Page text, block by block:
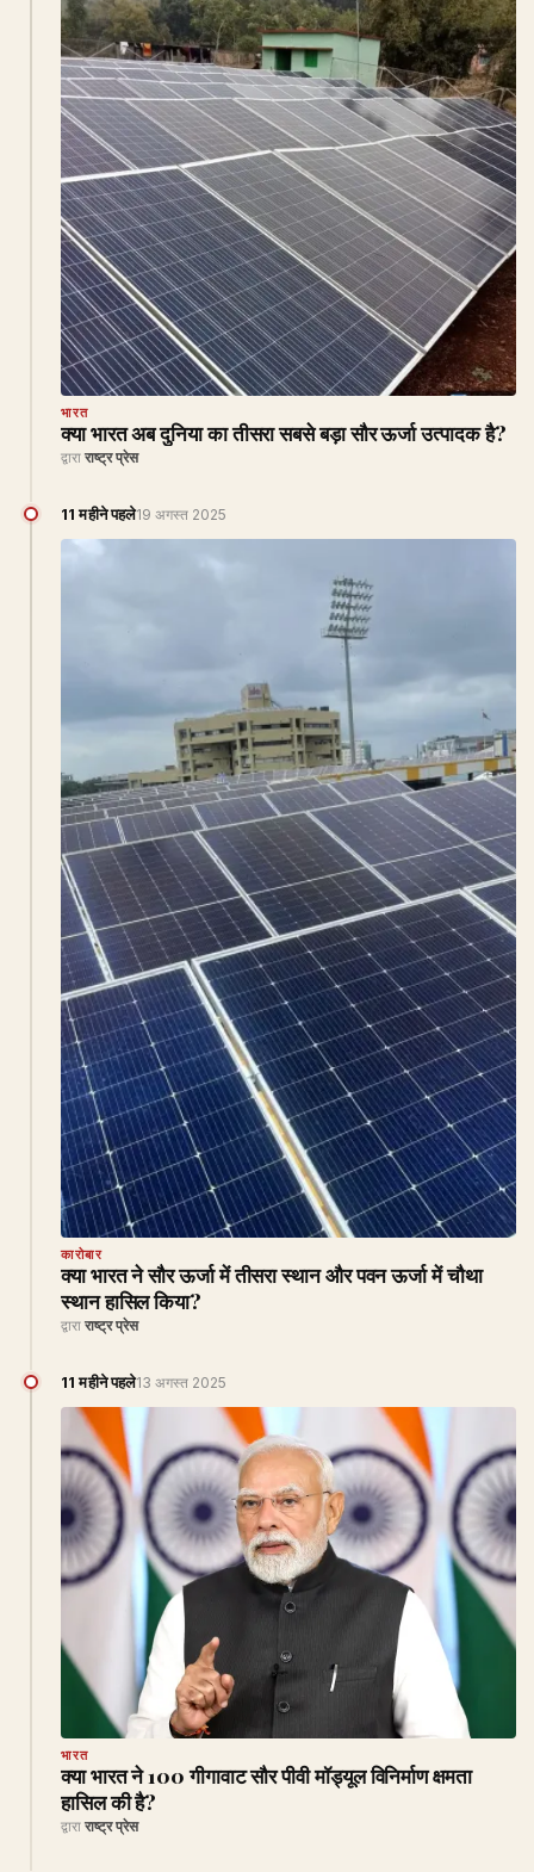
भारत
क्या भारत अब दुनिया का तीसरा सबसे बड़ा सौर ऊर्जा उत्पादक है?
द्वारा राष्ट्र प्रेस
11 महीने पहले19 अगस्त 2025
कारोबार
क्या भारत ने सौर ऊर्जा में तीसरा स्थान और पवन ऊर्जा में चौथा
स्थान हासिल किया?
द्वारा राष्ट्र प्रेस
11 महीने पहले13 अगस्त 2025
भारत
क्या भारत ने 100 गीगावाट सौर पीवी मॉड्यूल विनिर्माण क्षमता
हासिल की है?
द्वारा राष्ट्र प्रेस